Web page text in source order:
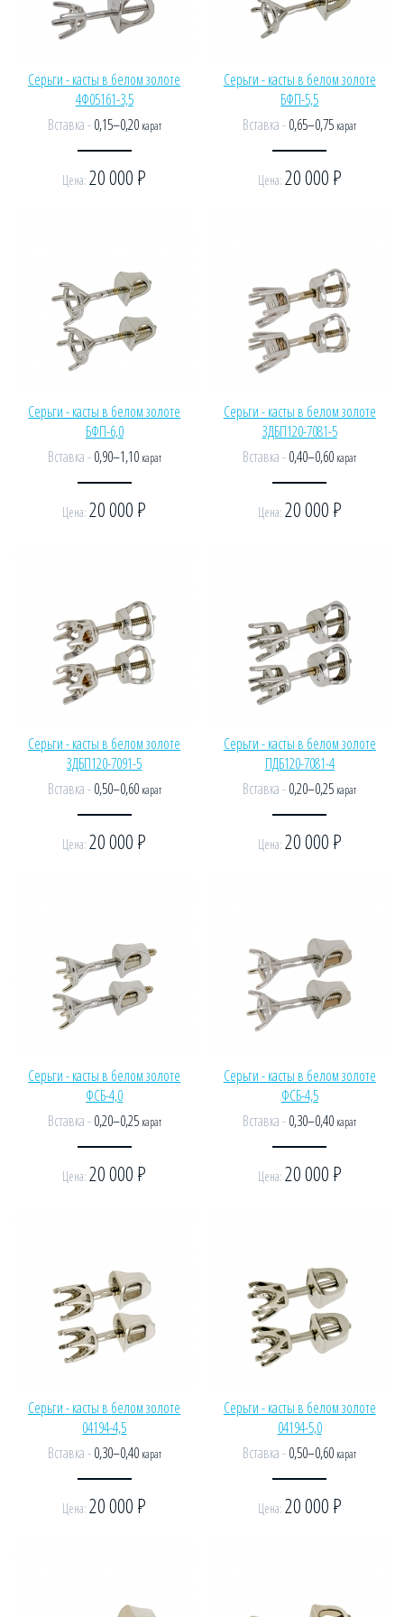
Серьги - касты в белом золоте
4Ф05161-3,5
Вставка -0,15–0,20 карат
Цена:20 000 Р
Серьги - касты в белом золоте
БФП-5,5
Вставка -0,65–0,75 карат
Цена: 20 000 Р
Серьги - касты в белом золоте
БФП-6,0
Вставка -0,90–1,10 карат
Цена:20 000 Р
Серьги - касты в белом золоте
ЗДБП120-7081-5
Вставка -0,40–0,60 карат
Цена: 20 000 Р
Серьги - касты в белом золоте
ЗДБП120-7091-5
Вставка -0,50–0,60 карат
Цена:20 000 Р
Серьги - касты в белом золоте
ПДБ120-7081-4
Вставка -0,20–0,25 карат
Цена: 20 000 Р
Серьги - касты в белом золоте
ФСБ-4,0
Вставка -0,20–0,25 карат
Цена:20 000 Р
Серьги - касты в белом золоте
ФСБ-4,5
Вставка -0,30–0,40 карат
Цена: 20 000 Р
Серьги - касты в белом золоте
04194-4,5
Вставка -0,30–0,40 карат
Цена:20 000 Р
Серьги - касты в белом золоте
04194-5,0
Вставка -0,50–0,60 карат
Цена: 20 000 Р